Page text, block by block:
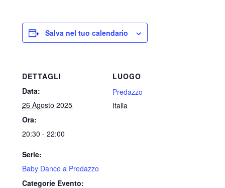
Salva nel tuo calendario
DETTAGLI
Data:
26 Agosto 2025
Ora:
20:30 - 22:00
Serie:
Baby Dance a Predazzo
Categorie Evento:
LUOGO
Predazzo
Italia